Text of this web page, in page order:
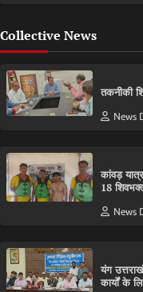
Collective News
तकनीकी
News
कांवड़
18
News
यंग
कार्यों के